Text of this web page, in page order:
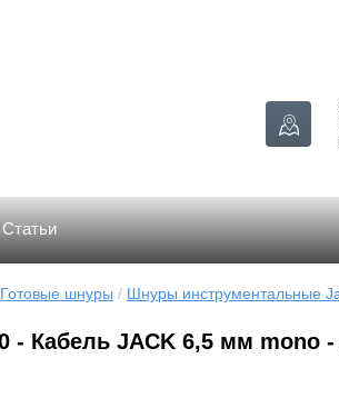
Статьи
Готовые шнуры / Шнуры инструментальные
- Кабель JACK 6,5 мм mono